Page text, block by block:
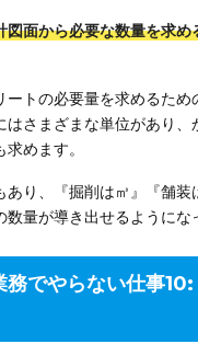
図面から必要な数量を求め
ートの必要量を求めるため
はさまざまな単位があり、
めます。
あり、『掘削は㎥』『舗装
量が導き出せるようにな
務でやらない仕事